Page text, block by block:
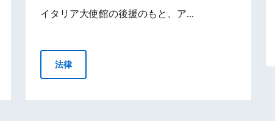
per un nuovo salotto musicale a Tokyo
イタリア大使館の後援のもと、ア...
法律プレスリリース – 日本初のエットレ・ソットサス